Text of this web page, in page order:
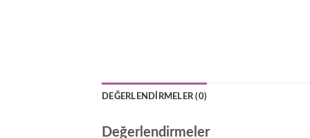
DEĞERLENDIRMELER (0)
Değerlendirmeler